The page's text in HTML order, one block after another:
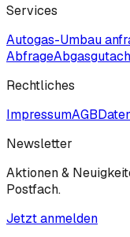
Services
Autogas-Umbau
Abfrage
Rechtliches
ImpressumAGB
Newsletter
Aktionen &
Postfach.
Jetzt anmelden